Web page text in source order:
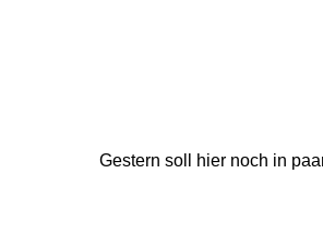
Gestern soll hier noch in